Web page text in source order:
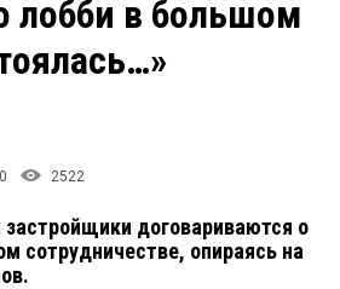
Блоги
Архив
лобби в большом
0 2522
договариваются о
сотрудничестве, опираясь на